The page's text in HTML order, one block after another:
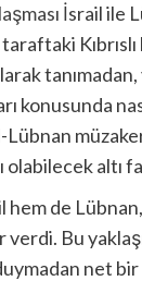
İsrail ile
tanımadan,
konusunda
olabilecek altı
hem de
Bu
net